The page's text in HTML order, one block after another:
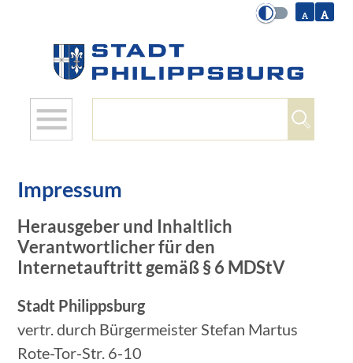
Suchbegriffe
Impressum
Herausgeber und Inhaltlich
Verantwortlicher für den
Internetauftritt gemäß § 6 MDStV
Stadt Philippsburg
vertr. durch Bürgermeister Stefan Martus
Rote-Tor-Str. 6-10